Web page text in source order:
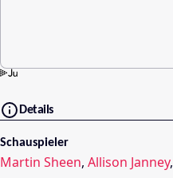
Details
Schauspieler
Martin Sheen, Allison Janney,